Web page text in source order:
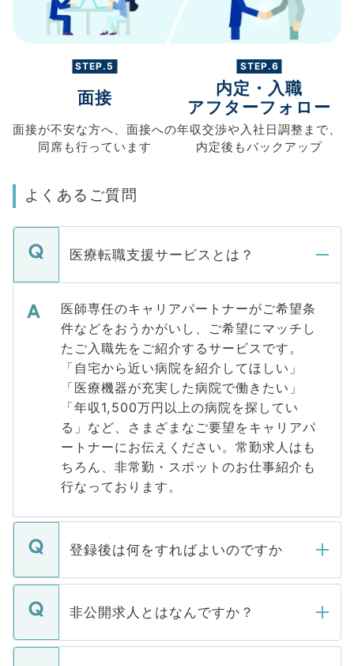
STEP.5
面接
面接が不安な方へ、 面接への
同席も行っています
STEP.6
内定・入職
アフターフォロー
年収交渉や入社日調整まで、
内定後もバックアップ
よくあるご質問
医療転職支援サービスとは？
医師専任のキャリアパートナーがご希望条
件などをおうかがいし、ご希望にマッチし
たご入職先をご紹介するサービスです。
「自宅から近い病院を紹介してほしい」
「医療機器が充実した病院で働きたい」
「年収1,500万円以上の病院を探してい
る」など、さまざまなご要望をキャリアパ
ートナーにお伝えください。常勤求人はも
ちろん、非常勤・スポットのお仕事紹介も
行なっております。
登録後は何をすればよいのですか
ご登録いただきましたら、弊社担当者がご
登録内容を確認し、その後メールもしくは
ます。通常、5営業日以内にはご連絡をせて
非公開求人とはなんですか？
マイナビDOCTORで取り扱っている求人の